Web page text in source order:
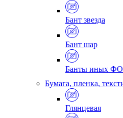
Бант звезда
Бант шар
Банты иных
Бумага, пленка,
Глянцевая